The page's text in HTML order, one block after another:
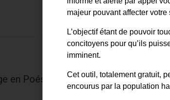
en Poésie – Place de la République
majeur pouvant affecter votre
L’objectif étant de pouvoir
concitoyens pour qu’ils
imminent.
Cet outil, totalement gratuit,
encourus par la population